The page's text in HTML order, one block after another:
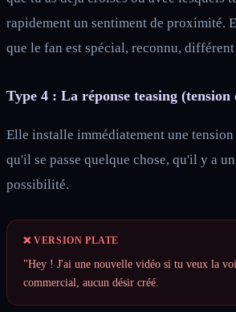
rapidement un sentiment de proximité.
que le fan est spécial, reconnu, différent
Type 4 : La réponse teasing (tension
Elle installe immédiatement une
qu'il se passe quelque chose, qu'il y a
possibilité.
❌ VERSION PLATE
"Hey ! J'ai une nouvelle vidéo si tu veux la
commercial, aucun désir créé.